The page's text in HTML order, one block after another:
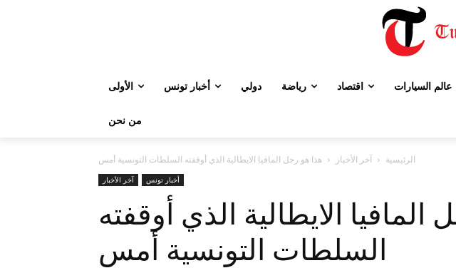
الأولى أخبار تونس دولي رياضة اقتصاد عالم السيارات
من نحن
الرئيسية آخر الأخبار هذا هو رجل المافيا الايطالية الذي أوقفته السلطات التونسية أمس
آخر الأخبار أخبار تونس
الايطالية الذي أوقفته
السلطات التونسية أمس